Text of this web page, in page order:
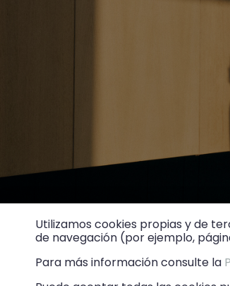
Utilizamos cookies propias y de
de navegación (por ejemplo,
Para más información consulte la